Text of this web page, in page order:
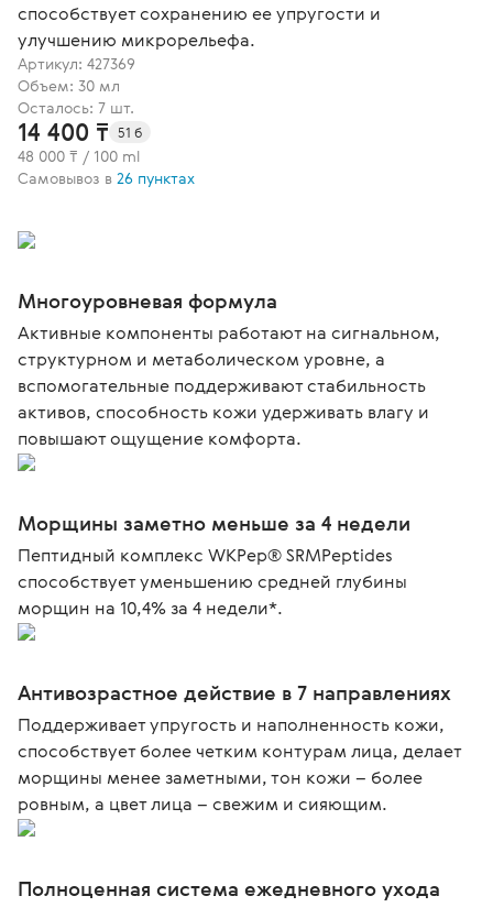
способствует сохранению ее упругости и
улучшению микрорельефа.
Артикул: 427369
Объем: 30 мл
Осталось: 7 шт.
14 400 ₸ 51 б
48 000 ₸ / 100 ml
Самовывоз в 26 пунктах
Многоуровневая формула
Активные компоненты работают на сигнальном,
структурном и метаболическом уровне, а
вспомогательные поддерживают стабильность
активов, способность кожи удерживать влагу и
повышают ощущение комфорта.
Морщины заметно меньше за 4 недели
Пептидный комплекс WKPep® SRMPeptides
способствует уменьшению средней глубины
морщин на 10,4% за 4 недели*.
Антивозрастное действие в 7 направлениях
Поддерживает упругость и наполненность кожи,
способствует более четким контурам лица, делает
морщины менее заметными, тон кожи – более
ровным, а цвет лица – свежим и сияющим.
Полноценная система ежедневного ухода